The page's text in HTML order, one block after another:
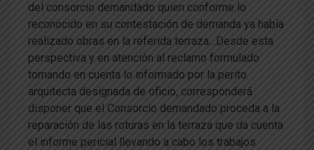
del consorcio demandado quien conforme lo
reconocido en su contestación de demanda ya había
realizado obras en la referida terraza…Desde esta
perspectiva y en atención al reclamo formulado
tomando en cuenta lo informado por la perito
arquitecta designada de oficio, corresponderá
disponer que el Consorcio demandado proceda a la
reparación de las roturas en la terraza que da cuenta
el informe pericial llevando a cabo los trabajos